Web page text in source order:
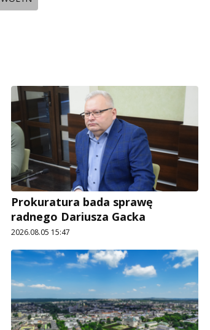
Prokuratura bada sprawę
radnego Dariusza Gacka
2026.08.05 15:47